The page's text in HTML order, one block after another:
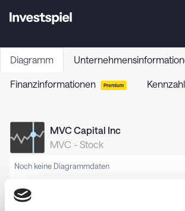
Diagramm
Finanzinformationen Premium
MVC Capital Inc
MVC - Stock
Noch keine Diagrammdaten